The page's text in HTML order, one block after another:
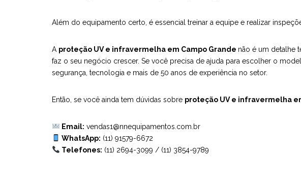
Além do equipamento certo, é essencial treinar a equipe e realizar
A proteção UV e infravermelha em Campo Grande não é um detalhe
faz o seu negócio crescer. Se você precisa de ajuda para escolher o
segurança, tecnologia e mais de 50 anos de experiência no setor.
Então, se você ainda tem dúvidas sobre proteção UV e infravermelha
Email: vendas1@nnequipamentos.com.br
WhatsApp: (11) 91579-6672
Telefones: (11) 2694-3099 / (11) 3854-9789